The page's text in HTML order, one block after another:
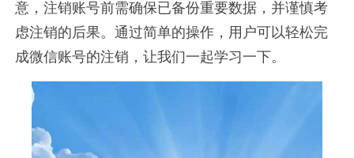
意，注销账号前需确保已备份重要数据，并谨慎考
虑注销的后果。通过简单的操作，用户可以轻松完
成微信账号的注销，让我们一起学习一下。